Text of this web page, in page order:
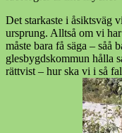
Det starkaste i åsiktsväg
ursprung. Alltså om vi
måste bara få säga –
glesbygdskommun hålla
rättvist – hur ska vi i så